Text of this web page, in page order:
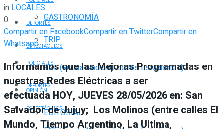
DEPORTES
ESPECTÁCULOS
FNE (Fiesta Nacional de los Estudiantes)
OPINIÓN
EDITORIAL
GASTRONOMÍA
TRIP
POLICIALES
DEPORTES
ESPECTÁCULOS
inLOCALES
0
Compartir en FacebookCompartir en TwitterCompartir en
Whatsapp
Informamos que las Mejoras Programadas en
nuestras Redes Eléctricas a ser
efectuada HOY, JUEVES 28/05/2026 en: San
Salvador de Jujuy; Los Molinos (entre calles El
Mundo, Tiempo Argentino, La Ultima,